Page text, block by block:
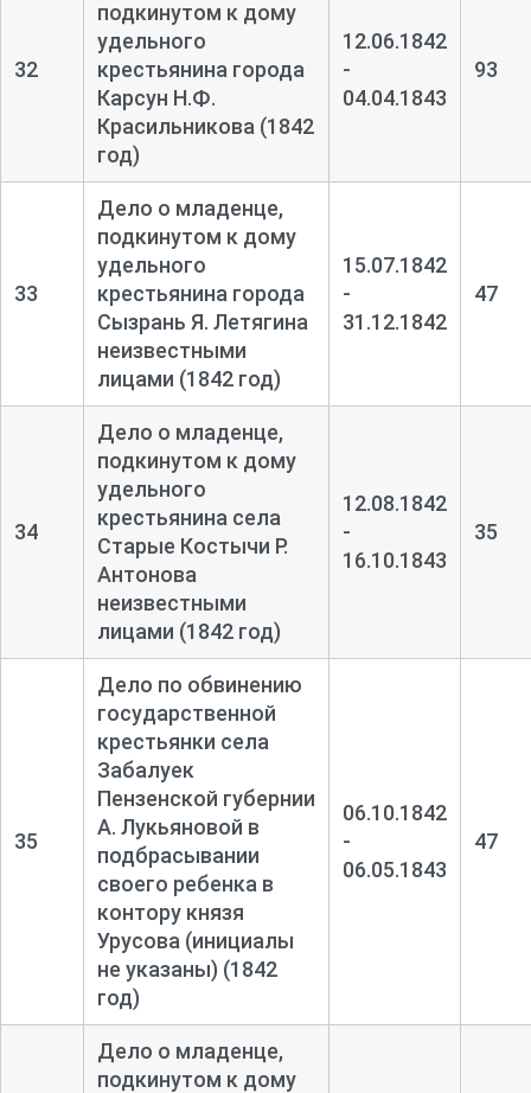
32
подкинутом к дому
удельного
крестьянина города
Карсун Н.Ф.
Красильникова (1842
год)
12.06.1842
-
04.04.1843
93
33
Дело о младенце,
подкинутом к дому
удельного
крестьянина города
Сызрань Я. Летягина
неизвестными
лицами (1842 год)
15.07.1842
-
31.12.1842
47
34
Дело о младенце,
подкинутом к дому
удельного
крестьянина села
Старые Костычи Р.
Антонова
неизвестными
лицами (1842 год)
12.08.1842
-
16.10.1843
35
35
Дело по обвинению
государственной
крестьянки села
Забалуек
Пензенской губернии
А. Лукьяновой в
подбрасывании
своего ребенка в
контору князя
Урусова (инициалы
не указаны) (1842
год)
06.10.1842
-
06.05.1843
47
Дело о младенце,
подкинутом к дому